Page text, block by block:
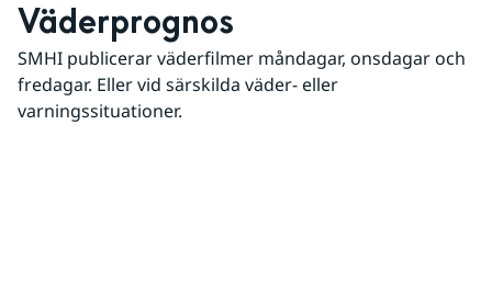
Väderprognos
SMHI publicerar väderfilmer måndagar, onsdagar och
fredagar. Eller vid särskilda väder- eller
varningssituationer.